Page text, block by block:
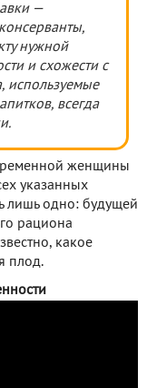
—
нужной
и схожести с
используемые
всегда
женщины
указанных
лишь одно: будущей
рациона
какое
плод.